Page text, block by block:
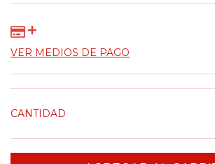
VER MEDIOS DE PAGO
CANTIDAD